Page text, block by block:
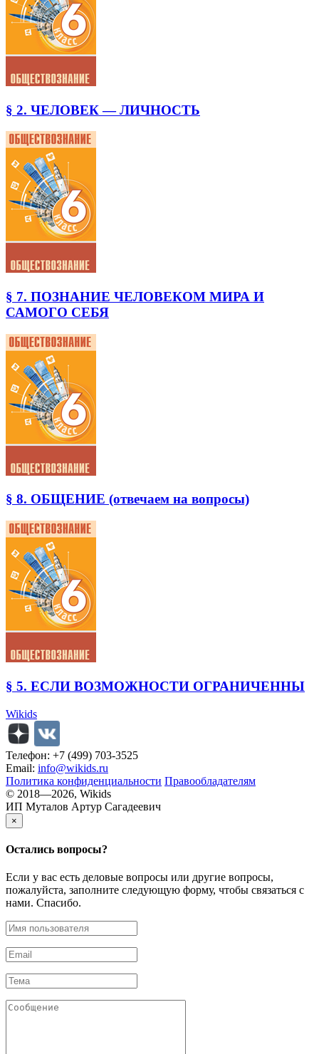
§ 2. ЧЕЛОВЕК — ЛИЧНОСТЬ
§ 7. ПОЗНАНИЕ ЧЕЛОВЕКОМ МИРА И
САМОГО СЕБЯ
§ 8. ОБЩЕНИЕ (отвечаем на вопросы)
§ 5. ЕСЛИ ВОЗМОЖНОСТИ ОГРАНИЧЕННЫ
Wikids
Телефон: +7 (499) 703-3525
Email: info@wikids.ru
Политика конфиденциальности Правообладателям
© 2018—2026, Wikids
ИП Муталов Артур Сагадеевич
×
Остались вопросы?
Если у вас есть деловые вопросы или другие вопросы,
пожалуйста, заполните следующую форму, чтобы связаться с
нами. Спасибо.